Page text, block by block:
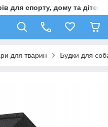
для спорту, дому та дітей
для тварин Будки для